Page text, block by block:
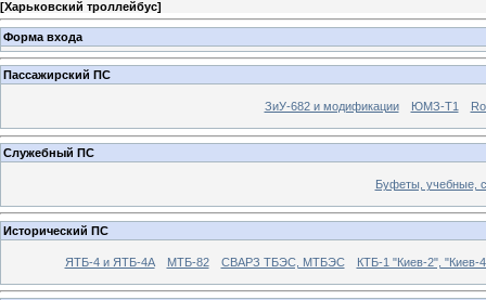
[Харьковский троллейбус]
Форма входа
Пассажирский ПС
ЗиУ-682 и модификации ЮМЗ-Т1
Служебный ПС
Буфеты, учебные,
Исторический ПС
ЯТБ-4 и ЯТБ-4А МТБ-82 СВАРЗ ТБЭС, МТБЭС КТБ-1 "Киев-2", "Киев-